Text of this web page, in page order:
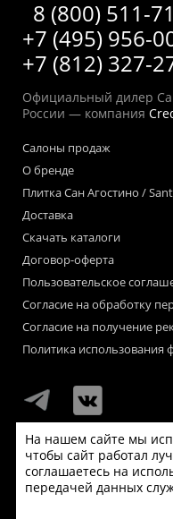
8 (800) 511-
+7 (495) 956-
+7 (812) 327-
Официальный дилер
России — компания
Салоны продаж
О бренде
Плитка Сан Агостино /
Доставка
Скачать каталоги
Договор-оферта
Пользовательское
Согласие на обработку
Согласие на получение
Политика использования
Мы используем файлы
Если Вас это не
На нашем сайте мы
чтобы сайт работал
соглашаетесь на
передачей данных